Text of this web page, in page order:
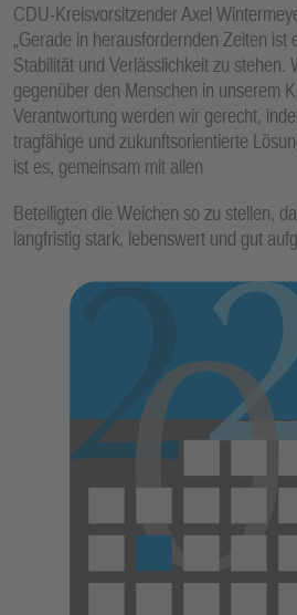
CDU-Kreisvorsitzender Axel
„Gerade in herausfordernden Zeiten ist
Stabilität und Verlässlichkeit zu stehen.
gegenüber den Menschen in unserem
Verantwortung werden wir gerecht,
tragfähige und zukunftsorientierte
ist es, gemeinsam mit allen
Beteiligten die Weichen so zu stellen,
langfristig stark, lebenswert und gut